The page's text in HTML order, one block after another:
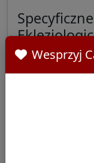
Odnowiona
Poprzez
ceremonii
Autoryzowani
Wesprzyj